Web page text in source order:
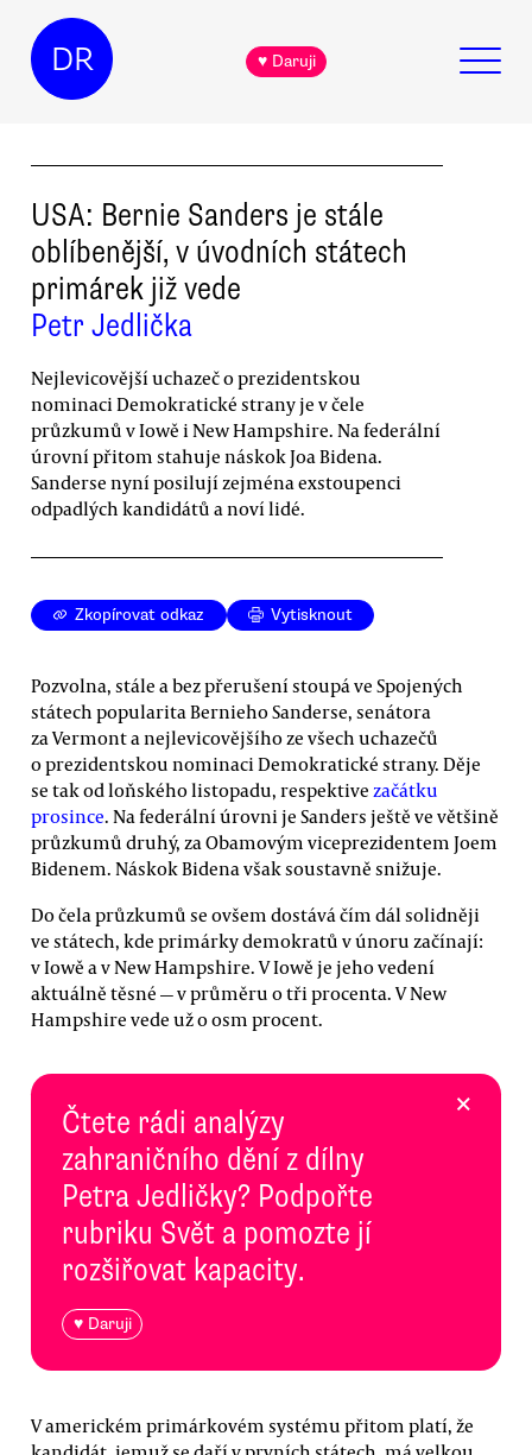
DR ♥ Daruji
USA: Bernie Sanders je stále
oblíbenější, v úvodních státech
primárek již vede
Petr Jedlička
Nejlevicovější uchazeč o prezidentskou
nominaci Demokratické strany je v čele
průzkumů v Iowě i New Hampshire. Na federální
úrovní přitom stahuje náskok Joa Bidena.
Sanderse nyní posilují zejména exstoupenci
odpadlých kandidátů a noví lidé.
Zkopírovat odkaz Vytisknout
Pozvolna, stále a bez přerušení stoupá ve Spojených
státech popularita Bernieho Sanderse, senátora
za Vermont a nejlevicovějšího ze všech uchazečů
o prezidentskou nominaci Demokratické strany. Děje
se tak od loňského listopadu, respektive začátku
prosince. Na federální úrovni je Sanders ještě ve většině
průzkumů druhý, za Obamovým viceprezidentem Joem
Bidenem. Náskok Bidena však soustavně snižuje.
Do čela průzkumů se ovšem dostává čím dál solidněji
ve státech, kde primárky demokratů v únoru začínají:
v Iowě a v New Hampshire. V Iowě je jeho vedení
aktuálně těsné — v průměru o tři procenta. V New
Hampshire vede už o osm procent.
Čtete rádi analýzy
zahraničního dění z dílny
Petra Jedličky? Podpořte
rubriku Svět a pomozte jí
rozšiřovat kapacity.
♥ Daruji
×
V americkém primárkovém systému přitom platí, že